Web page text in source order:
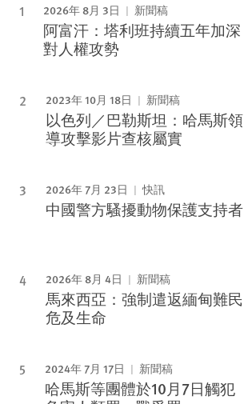
2026年 8月 3日 新聞稿
阿富汗：塔利班持續五年加深
對人權攻勢
2023年 10月 18日 新聞稿
以色列／巴勒斯坦：哈馬斯領
導攻擊影片查核屬實
2026年 7月 23日 快訊
中國警方騷擾動物保護支持者
2026年 8月 4日 新聞稿
馬來西亞：強制遣返緬甸難民
危及生命
2024年 7月 17日 新聞稿
哈馬斯等團體於10月7日觸犯